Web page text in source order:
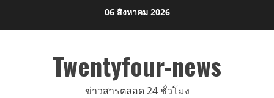
06 สิงหาคม 2026
Twentyfour-news
ข่าวสารตลอด 24 ชั่วโมง